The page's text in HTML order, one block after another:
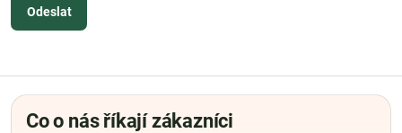
Odeslat
Co o nás říkají zákazníci